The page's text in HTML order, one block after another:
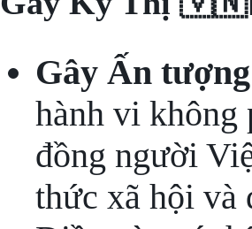
Gây Ấn
hành vi không
đồng người
thức xã hội và